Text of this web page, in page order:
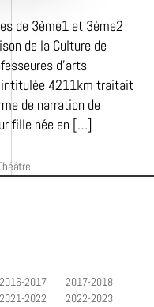
de 3ème1 et 3ème2
de la Culture de
d’arts
intitulée 4211km traitait
de narration de
fille née en […]
2016-2017
2017-2018
2021-2022
2022-2023